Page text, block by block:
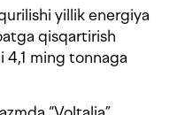
yillik energiya
qisqartirish
4,1 ming tonnaga